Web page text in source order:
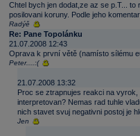
Chtel bych jen dodat,ze az se p.T...
posilovani koruny. Podle jeho
Radýě
Re: Pane Topolánku
21.07.2008 12:43
Oprava k první větě (namísto sílému
Peter....:(
21.07.2008 13:32
Proc se ztrapnujes reakci na
interpretovan? Nemas rad tuhle
nich stavet svuj negativni postoj je
Jen